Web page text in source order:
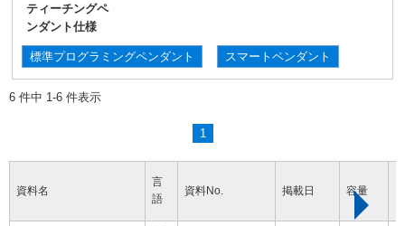
ティーチングペ
ンダント仕様
標準プログラミングペンダント スマートペンダント
6 件中 1-6 件表示
1
資料名
言
語
資料No. 掲載日 容量